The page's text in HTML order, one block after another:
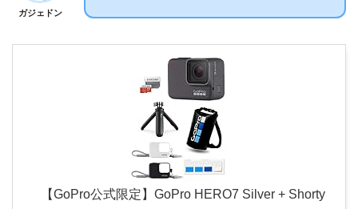
ガジェドン
【GoPro公式限定】GoPro HERO7 Silver + Shorty